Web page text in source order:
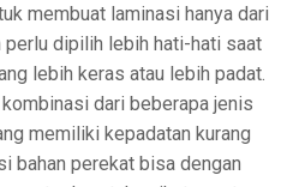
membuat laminasi hanya dari
perlu dipilih lebih hati-hati saat
lebih keras atau lebih padat.
dari beberapa jenis
memiliki kepadatan kurang
bahan perekat bisa dengan